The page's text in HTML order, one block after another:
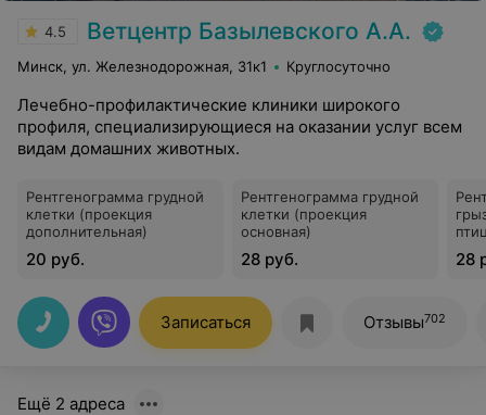
4.5 Ветцентр Базылевского А.А.
Минск, ул. Железнодорожная, 31к1 Круглосуточно
Лечебно-профилактические клиники широкого
профиля, специализирующиеся на оказании услуг всем
видам домашних животных.
Рентгенограмма грудной
клетки (проекция
дополнительная)
20 руб.
Рентгенограмма грудной
клетки (проекция
основная)
28 руб. 28
Записаться Отзывы702
Ещё 2 адреса